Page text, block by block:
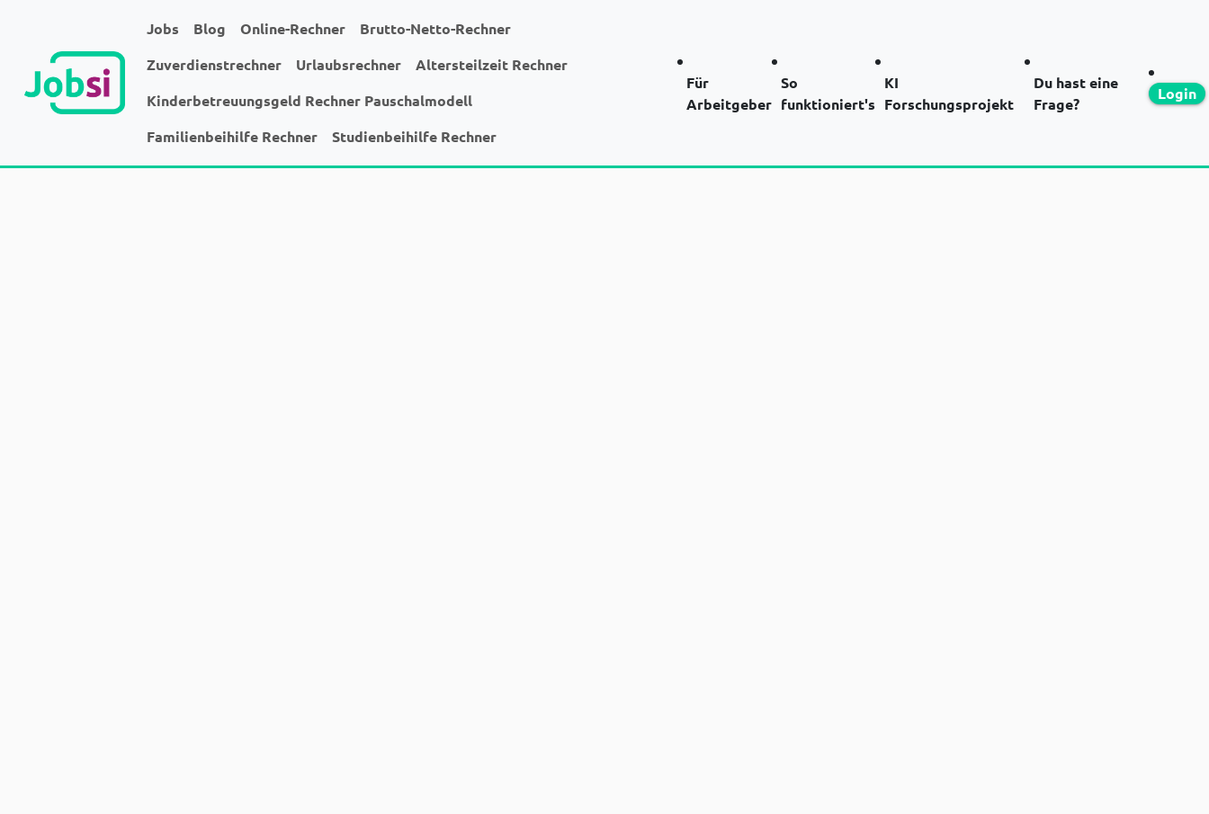
Jobs Blog Online-Rechner
Brutto-Netto-Rechner
Zuverdienstrechner
Urlaubsrechner
Altersteilzeit Rechner
Kinderbetreuungsgeld Rechner Pauschalmodell
Familienbeihilfe Rechner
Studienbeihilfe Rechner
Für
Arbeitgeber
So
funktioniert's
KI
Forschungsprojekt
Du hast eine
Frage?
Login